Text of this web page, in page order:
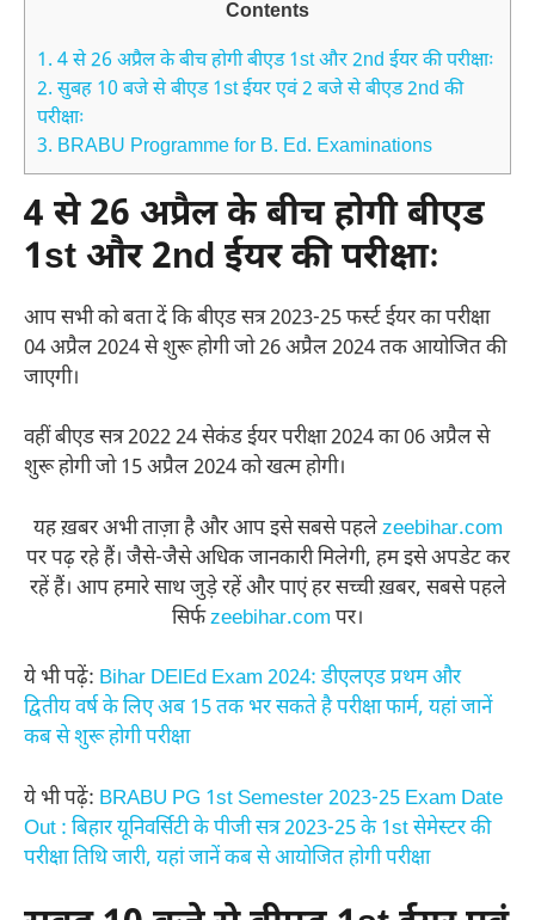
Contents
1. 4 से 26 अप्रैल के बीच होगी बीएड 1st और 2nd ईयर की परीक्षाः
2. सुबह 10 बजे से बीएड 1st ईयर एवं 2 बजे से बीएड 2nd की
परीक्षाः
3. BRABU Programme for B. Ed. Examinations
4 से 26 अप्रैल के बीच होगी बीएड
1st और 2nd ईयर की परीक्षाः
आप सभी को बता दें कि बीएड सत्र 2023-25 फर्स्ट ईयर का परीक्षा
04 अप्रैल 2024 से शुरू होगी जो 26 अप्रैल 2024 तक आयोजित की
जाएगी।
वहीं बीएड सत्र 2022 24 सेकंड ईयर परीक्षा 2024 का 06 अप्रैल से
शुरू होगी जो 15 अप्रैल 2024 को खत्म होगी।
यह ख़बर अभी ताज़ा है और आप इसे सबसे पहलेzeebihar.com
पर पढ़ रहे हैं। जैसे-जैसे अधिक जानकारी मिलेगी, हम इसे अपडेट कर
रहें हैं। आप हमारे साथ जुड़े रहें और पाएं हर सच्ची ख़बर, सबसे पहले
सिर्फzeebihar.com पर।
ये भी पढ़ें: Bihar DElEd Exam 2024: डीएलएड प्रथम और
द्वितीय वर्ष के लिए अब 15 तक भर सकते है परीक्षा फार्म, यहां जानें
कब से शुरू होगी परीक्षा
ये भी पढ़ें: BRABU PG 1st Semester 2023-25 Exam Date
Out : बिहार यूनिवर्सिटी के पीजी सत्र 2023-25 के 1st सेमेस्टर की
परीक्षा तिथि जारी, यहां जानें कब से आयोजित होगी परीक्षा